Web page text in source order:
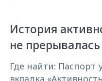
История
не прерывалась
Где найти: Паспорт
вкладка